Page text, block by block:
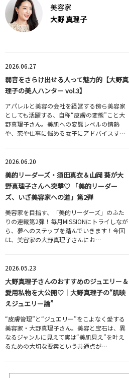
美容家
大野 真理子
2026.06.27
弱音をさらけ出せる人って魅力的【大野真
理子の美人ハンター vol.3】
アパレルと美容の会社を経営する傍ら美容家
としても活躍する、自称“皮膚の変態”こと大
野真理子さん。美肌への変態レベルの情熱
や、恋や仕事に悩める女子にアドバイスす…
2026.06.20
美的リーダーズ・須田真衣＆山岡 葵が大
野真理子さんへ突撃♡ 「美的リーダー
ズ、いざ美容家への道」第2弾
美容家を目指す、「美的リーダーズ」のふた
りの連載第2弾！毎月MISSIONにトライしなが
ら、夢へのステップを踏んでいきます！今回
は、美容家の大野真理子さんにお…
2026.05.23
大野真理子さんのおすすめのジュエリー＆
愛用私物を大公開♡｜大野真理子の“肌映
えジュエリー論”
“皮膚管理”と“ジュエリー”をこよなく愛する
美容家・大野真理子さん。美容と宝石は、異
なるジャンルに見えて実は“美肌見え”を叶え
るための大切な要素という共通点が…